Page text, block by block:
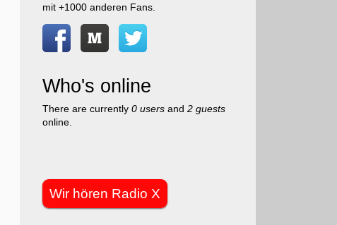
mit +1000 anderen Fans.
Who's online
There are currently 0 usersand 2 guests
online.
Wir hören Radio X